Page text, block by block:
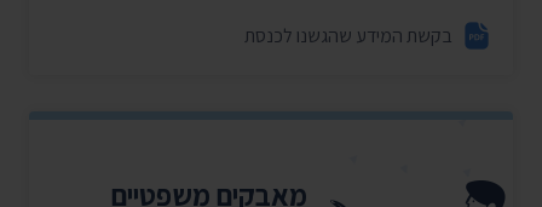
בקשת המידע שהגשנו לכנסת
מאבקים משפטיים